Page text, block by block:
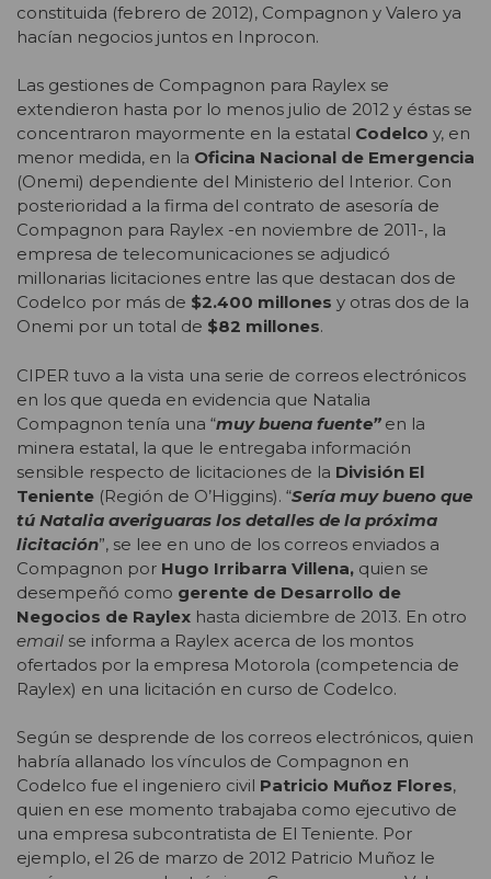
constituida (febrero de 2012), Compagnon y Valero ya
hacían negocios juntos en Inprocon.
Las gestiones de Compagnon para Raylex se
extendieron hasta por lo menos julio de 2012 y éstas se
concentraron mayormente en la estatal Codelco y, en
menor medida, en la Oficina Nacional de Emergencia
(Onemi) dependiente del Ministerio del Interior. Con
posterioridad a la firma del contrato de asesoría de
Compagnon para Raylex -en noviembre de 2011-, la
empresa de telecomunicaciones se adjudicó
millonarias licitaciones entre las que destacan dos de
Codelco por más de $2.400 millones y otras dos de la
Onemi por un total de $82 millones.
CIPER tuvo a la vista una serie de correos electrónicos
en los que queda en evidencia que Natalia
Compagnon tenía una “muy buena fuente” en la
minera estatal, la que le entregaba información
sensible respecto de licitaciones de la División El
Teniente (Región de O’Higgins). “Sería muy bueno que
tú Natalia averiguaras los detalles de la próxima
licitación”, se lee en uno de los correos enviados a
Compagnon por Hugo Irribarra Villena, quien se
desempeñó como gerente de Desarrollo de
Negocios de Raylex hasta diciembre de 2013. En otro
email se informa a Raylex acerca de los montos
ofertados por la empresa Motorola (competencia de
Raylex) en una licitación en curso de Codelco.
Según se desprende de los correos electrónicos, quien
habría allanado los vínculos de Compagnon en
Codelco fue el ingeniero civil Patricio Muñoz Flores,
quien en ese momento trabajaba como ejecutivo de
una empresa subcontratista de El Teniente. Por
ejemplo, el 26 de marzo de 2012 Patricio Muñoz le